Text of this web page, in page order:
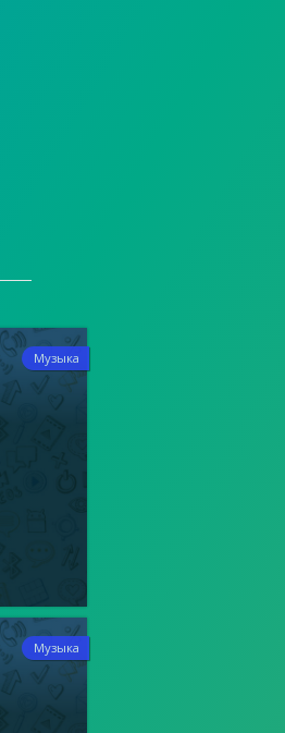
Музыка
Музыка